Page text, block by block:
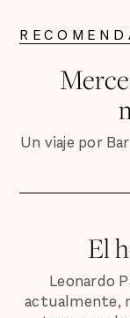
Un viaje por
El
Leonardo
actualmente,